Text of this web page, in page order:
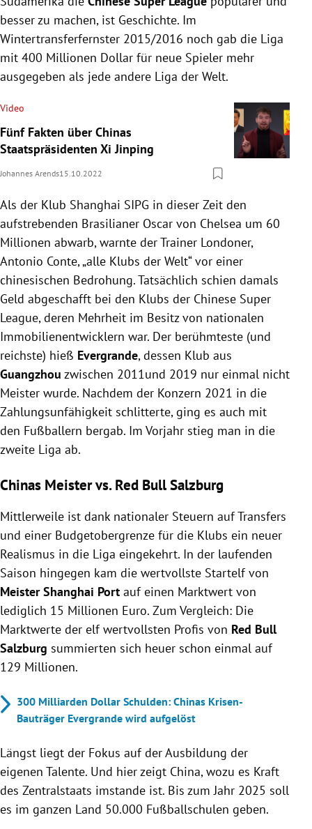
besser zu machen, ist Geschichte. Im
Wintertransferfernster 2015/2016 noch gab die Liga
mit 400 Millionen Dollar für neue Spieler mehr
ausgegeben als jede andere Liga der Welt.
Video
Fünf Fakten über Chinas
Staatspräsidenten Xi Jinping
Johannes Arends15.10.2022
Als der Klub Shanghai SIPG in dieser Zeit den
aufstrebenden Brasilianer Oscar von Chelsea um 60
Millionen abwarb, warnte der Trainer Londoner,
Antonio Conte, „alle Klubs der Welt“ vor einer
chinesischen Bedrohung. Tatsächlich schien damals
Geld abgeschafft bei den Klubs der Chinese Super
League, deren Mehrheit im Besitz von nationalen
Immobilienentwicklern war. Der berühmteste (und
reichste) hieß Evergrande, dessen Klub aus
Guangzhou zwischen 2011und 2019 nur einmal nicht
Meister wurde. Nachdem der Konzern 2021 in die
Zahlungsunfähigkeit schlitterte, ging es auch mit
den Fußballern bergab. Im Vorjahr stieg man in die
zweite Liga ab.
Chinas Meister vs. Red Bull Salzburg
Mittlerweile ist dank nationaler Steuern auf Transfers
und einer Budgetobergrenze für die Klubs ein neuer
Realismus in die Liga eingekehrt. In der laufenden
Saison hingegen kam die wertvollste Startelf von
Meister Shanghai Port auf einen Marktwert von
lediglich 15 Millionen Euro. Zum Vergleich: Die
Marktwerte der elf wertvollsten Profis von Red Bull
Salzburg summierten sich heuer schon einmal auf
129 Millionen.
300 Milliarden Dollar Schulden: Chinas Krisen-
Bauträger Evergrande wird aufgelöst
Längst liegt der Fokus auf der Ausbildung der
eigenen Talente. Und hier zeigt China, wozu es Kraft
des Zentralstaats imstande ist. Bis zum Jahr 2025 soll
es im ganzen Land 50.000 Fußballschulen geben.